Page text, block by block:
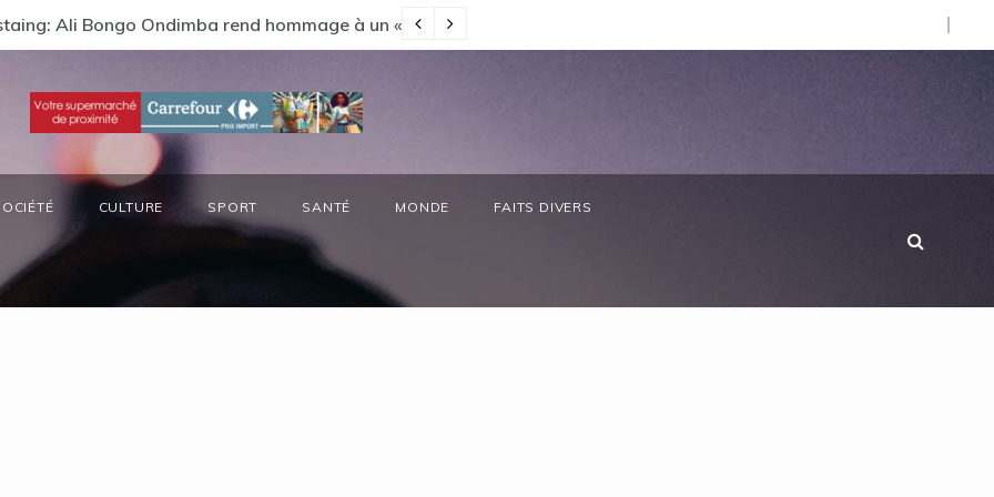
Ali Bongo Ondimba rend hommage à un « passionné d’Afrique »
CULTURE SPORT SANTÉ MONDE FAITS DIVERS